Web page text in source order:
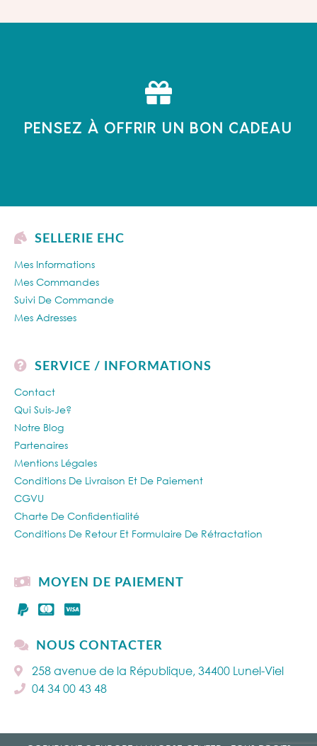
PENSEZ À OFFRIR UN BON CADEAU
SELLERIE EHC
Mes Informations
Mes Commandes
Suivi De Commande
Mes Adresses
SERVICE / INFORMATIONS
Contact
Qui Suis-Je?
Notre Blog
Partenaires
Mentions Légales
Conditions De Livraison Et De Paiement
CGVU
Charte De Confidentialité
Conditions De Retour Et Formulaire De Rétractation
MOYEN DE PAIEMENT
NOUS CONTACTER
258 avenue de la République, 34400 Lunel-Viel
04 34 00 43 48